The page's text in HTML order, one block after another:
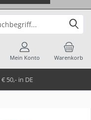
50,- in DE
Warenkorb
Mein Konto